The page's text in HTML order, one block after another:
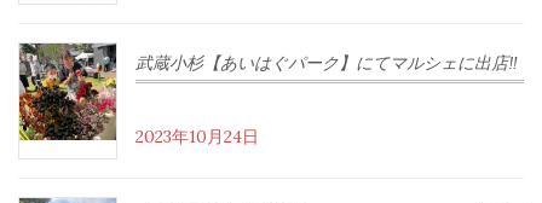
武蔵小杉【あいはぐパーク】にてマルシェに出店‼︎
2023年10月24日